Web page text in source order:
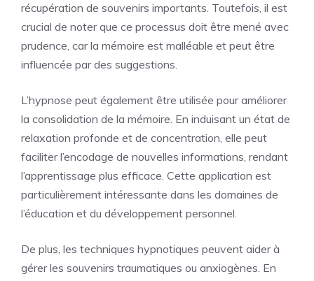
récupération de souvenirs importants. Toutefois, il est
crucial de noter que ce processus doit être mené avec
prudence, car la mémoire est malléable et peut être
influencée par des suggestions.
L’hypnose peut également être utilisée pour améliorer
la consolidation de la mémoire. En induisant un état de
relaxation profonde et de concentration, elle peut
faciliter l’encodage de nouvelles informations, rendant
l’apprentissage plus efficace. Cette application est
particulièrement intéressante dans les domaines de
l’éducation et du développement personnel.
De plus, les techniques hypnotiques peuvent aider à
gérer les souvenirs traumatiques ou anxiogènes. En